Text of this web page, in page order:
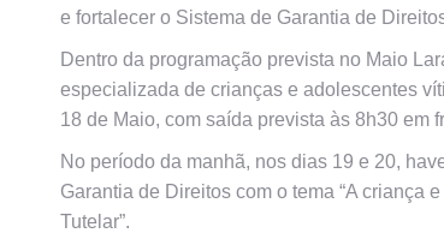
e fortalecer o Sistema de Garantia de
Dentro da programação prevista no Maio
especializada de crianças e adolescentes
18 de Maio, com saída prevista às 8h30 em
No período da manhã, nos dias 19 e 20,
Garantia de Direitos com o tema “A criança
Tutelar”.